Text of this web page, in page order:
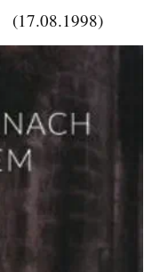
(17.08.1998)